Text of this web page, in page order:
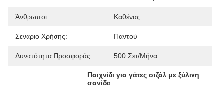
Άνθρωποι: Καθένας
Σενάριο Χρήσης: Παντού.
Δυνατότητα Προσφοράς: 500 Σετ/μήνα
Παιχνίδι για γάτες σιζάλ με ξύλινη
σανίδα